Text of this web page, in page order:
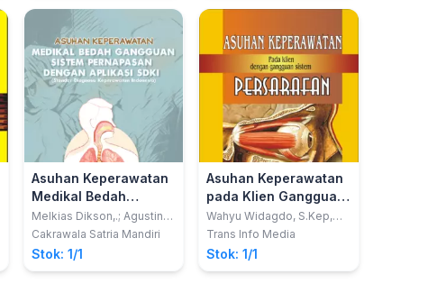
Asuhan Keperawatan
Medikal Bedah
Gangguan Sistem
Pernapasan dengan
Aplikasi SDKI (Standar
Diagnosa
Melkias Dikson,.; Agustina
Sisilia Wati Dua Wida
Cakrawala Satria Mandiri
Stok: 1/1
Asuhan Keperawatan
pada Klien Gangguan
Sistem Persarafan
Wahyu Widagdo, S.Kep,
M.Kep, Sp.Kom; Toto
Ratna Aryani, S.Kep
Trans Info Media
Stok: 1/1